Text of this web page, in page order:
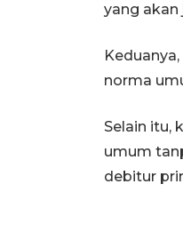
yang akan
norma
Selain itu,
umum
debitur